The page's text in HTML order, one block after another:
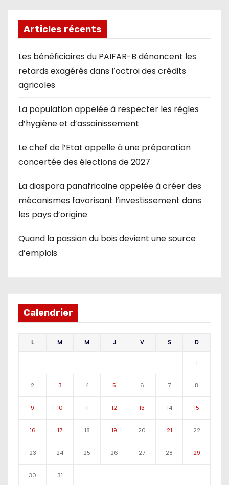
Articles récents
Les bénéficiaires du PAIFAR-B dénoncent les
retards exagérés dans l’octroi des crédits
agricoles
La population appelée à respecter les règles
d’hygiène et d’assainissement
Le chef de l’Etat appelle à une préparation
concertée des élections de 2027
La diaspora panafricaine appelée à créer des
mécanismes favorisant l’investissement dans
les pays d’origine
Quand la passion du bois devient une source
d’emplois
Calendrier
L M M J V S D
1
2 3 4 5 6 7 8
9 10 11 12 13 14 15
16 17 18 19 20 21 22
23 24 25 26 27 28 29
30 31